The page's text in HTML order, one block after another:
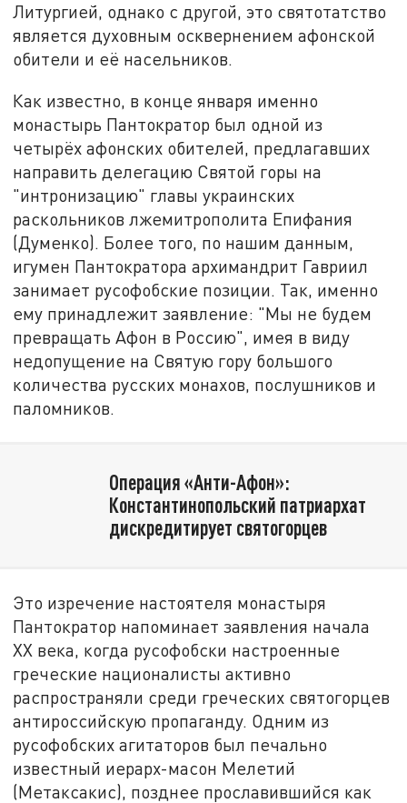
Литургией, однако с другой, это святотатство
является духовным осквернением афонской
обители и её насельников.
Как известно, в конце января именно
монастырь Пантократор был одной из
четырёх афонских обителей, предлагавших
направить делегацию Святой горы на
"интронизацию" главы украинских
раскольников лжемитрополита Епифания
(Думенко). Более того, по нашим данным,
игумен Пантократора архимандрит Гавриил
занимает русофобские позиции. Так, именно
ему принадлежит заявление: "Мы не будем
превращать Афон в Россию", имея в виду
недопущение на Святую гору большого
количества русских монахов, послушников и
паломников.
Операция «Анти-Афон»:
Константинопольский патриархат
дискредитирует святогорцев
Это изречение настоятеля монастыря
Пантократор напоминает заявления начала
XX века, когда русофобски настроенные
греческие националисты активно
распространяли среди греческих святогорцев
антироссийскую пропаганду. Одним из
русофобских агитаторов был печально
известный иерарх-масон Мелетий
(Метаксакис), позднее прославившийся как